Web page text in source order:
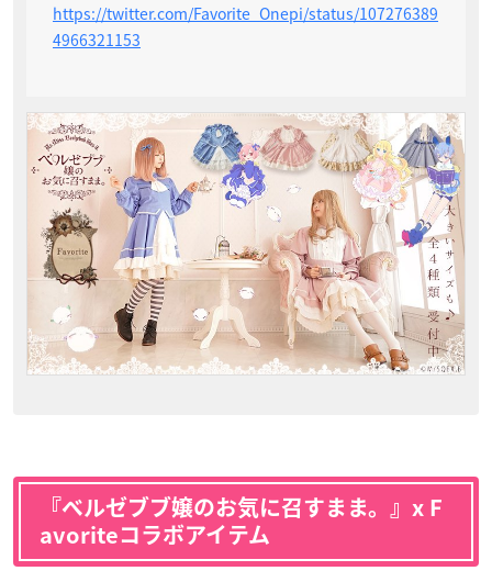
https://twitter.com/Favorite_Onepi/status/107276389
4966321153
『ベルゼブブ嬢のお気に召すまま。』x F
avoriteコラボアイテム